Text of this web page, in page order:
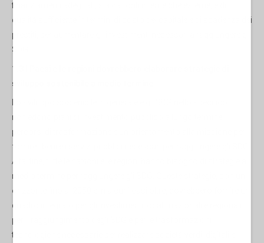
finanziamenti adeguati, sia da fonti interne che esterne, e di
qualità sufficiente in termini di costo del capitale e di scadenza dei
prestiti, per aumentare gli investimenti necessari a raggiungere gli
SDG.
1.3 I Paesi e le regioni dovrebbero elaborare strategie di
sviluppo sostenibile a medio termine
richiedono piani di investimento pubblico a lungo termine,
percorsi di trasformazione e un orientamento alla missione per
fornire i beni e i servizi pubblici necessari per raggiungere gli SDG.
A tal fine, tutte le nazioni e le regioni hanno bisogno di strategie a
medio termine per raggiungere gli SDG. Queste strategie, con un
orizzonte fino al 2050 e in alcuni casi oltre, dovrebbero fornire un
quadro integrato per gli investimenti locali, nazionali e regionali
per il raggiungimento degli SDG e per le trasformazioni
tecnologiche necessarie per realizzare società verdi, digitali e